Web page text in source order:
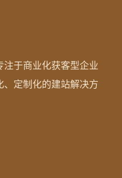
于商业化获客型企业
定制化的建站解决方